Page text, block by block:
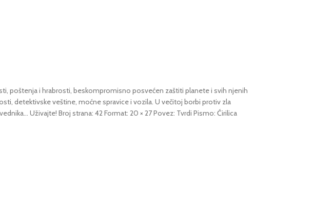
poštenja i hrabrosti, beskompromisno posvećen zaštiti planete i svih njenih
detektivske veštine, moćne spravice i vozila. U večitoj borbi protiv zla
Uživajte! Broj strana: 42 Format: 20 × 27 Povez: Tvrdi Pismo: Ćirilica